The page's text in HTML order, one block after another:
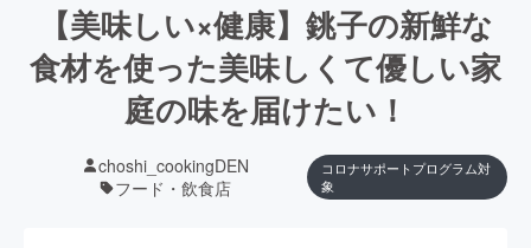
【美味しい×健康】銚子の新鮮な
食材を使った美味しくて優しい家
庭の味を届けたい！
choshi_cookingDEN
フード・飲食店
コロナサポートプログラム対
象